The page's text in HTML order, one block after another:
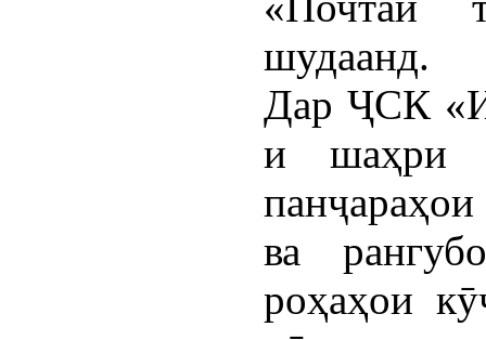
шудаанд.
Дар ҶСК
и шаҳри
ва
роҳаҳои